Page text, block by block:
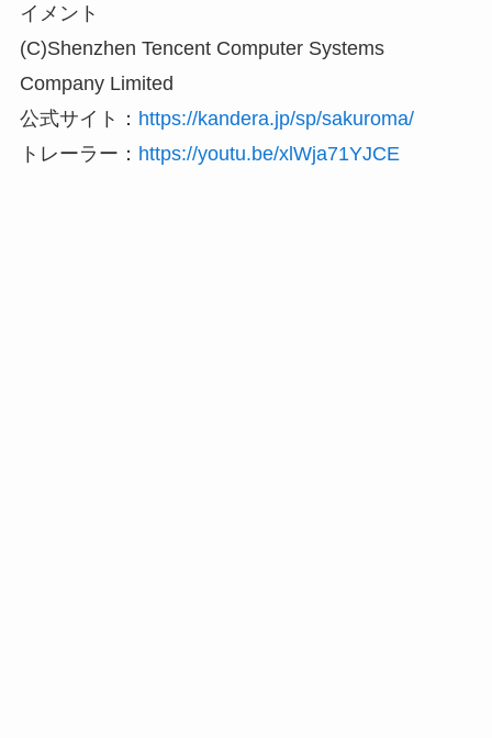
イメント
(C)Shenzhen Tencent Computer Systems
Company Limited
公式サイト： https://kandera.jp/sp/sakuroma/
トレーラー： https://youtu.be/xlWja71YJCE